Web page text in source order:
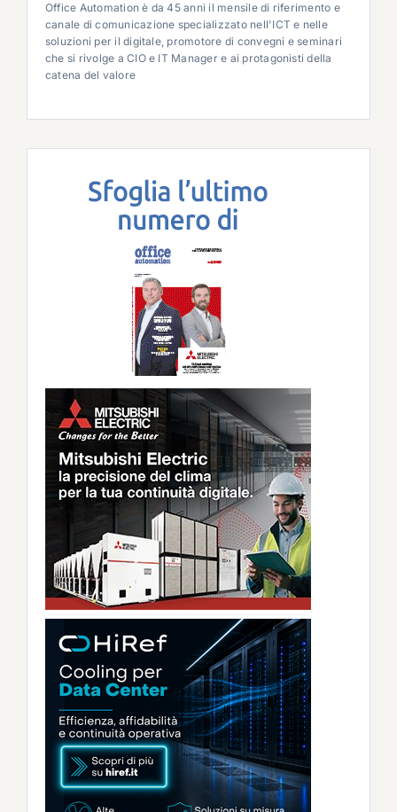
Office Automation è da 45 anni il mensile di riferimento e
canale di comunicazione specializzato nell'ICT e nelle
soluzioni per il digitale, promotore di convegni e seminari
che si rivolge a CIO e IT Manager e ai protagonisti della
catena del valore